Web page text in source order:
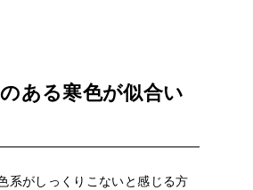
ある寒色が似合い
系がしっくりこないと感じる方